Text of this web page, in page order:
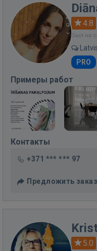
4.8
Был на
PRO
Примеры работ
Контакты
+371 *** *** 97
Предложить заказ
5.0